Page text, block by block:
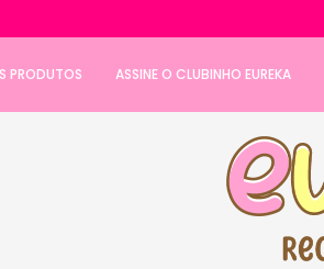
PRODUTOS ASSINE O CLUBINHO EUREKA